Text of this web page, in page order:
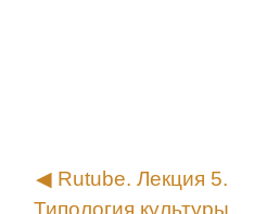
◀︎ Rutube. Лекция 5.
Типология культуры.